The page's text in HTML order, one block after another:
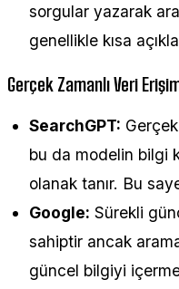
sorgular yazarak
genellikle kısa
Gerçek Zamanlı Veri
SearchGPT:
bu da modelin bilgi
olanak tanır. Bu
Google: Sürekli
sahiptir ancak
güncel bilgiyi